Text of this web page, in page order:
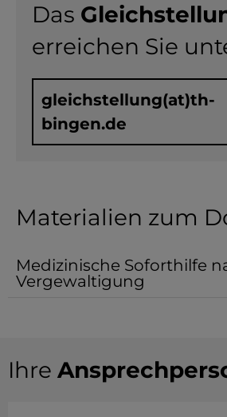
Das
erreichen Sie
gleichstellung(at)th-
bingen.de
Materialien zum
Medizinische Soforthilfe
Vergewaltigung
Ihre
Standortdaten oder
Stellenanzeigen.
YouTube
ChatBot